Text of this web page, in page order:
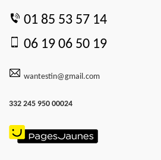
01 85 53 57 14
06 19 06 50 19
wantestin@gmail.com
332 245 950 00024